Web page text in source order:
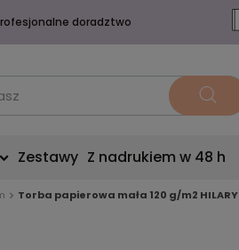
doradztwo
Zestawy Z nadrukiem w 48 h
Torba papierowa mała 120 g/m2 HILARY